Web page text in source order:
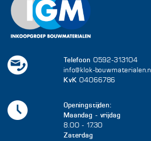
Telefoon 0592-313104
info@klok-bouwmaterialen.nl
KvK 04066786
Openingstijden:
Maandag - vrijdag
8.00 - 17.30
Zaterdag